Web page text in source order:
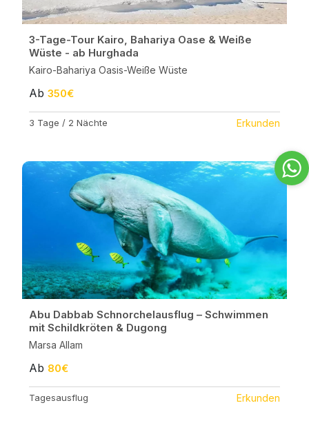
3-Tage-Tour Kairo, Bahariya Oase & Weiße
Wüste - ab Hurghada
Kairo-Bahariya Oasis-Weiße Wüste
Ab 350€
3 Tage / 2 Nächte Erkunden
Abu Dabbab Schnorchelausflug – Schwimmen
mit Schildkröten & Dugong
Marsa Allam
Ab 80€
Tagesausflug Erkunden